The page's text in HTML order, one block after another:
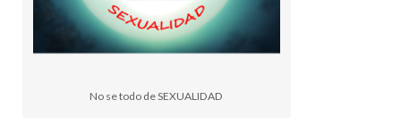
No se todo de SEXUALIDAD